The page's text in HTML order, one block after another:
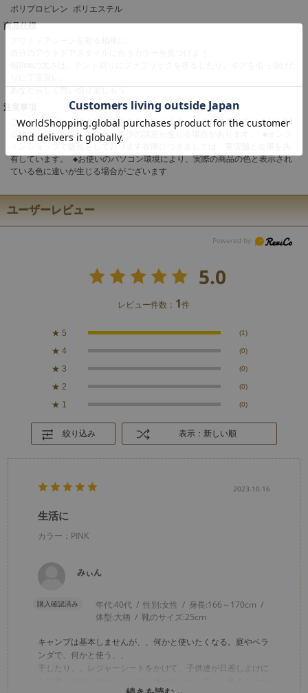
ポリプロピレン ポリエステル
商品仕様
注意事項
こちらの商品は、職人による手作りとなります。 ◆生地の取り方により1点1
点柄の出方・配置、形や色に多少の誤差が生じる場合があります。 ◆オンラ
インショップで販売をしております在庫につきましては、実店舗と在庫を共
有しています。 ◆お使いのパソコン環境により、実際の商品の色と表示され
ている色に違いが生じる場合がございます
ユーザーレビュー
5.0
レビュー件数： 1件
★ 5 (1)
★ 4 (0)
★ 3 (0)
★ 2 (0)
★ 1 (0)
絞り込み 表示：新しい順
2023.10.16
生活に
カラー：PINK
みぃん
購入確認済み 年代:40代 性別:女性 身長:166～170cm
体型:大柄 靴のサイズ:25cm
キャンプは基本しませんが、、何かと使いたくなる。庭やベラ
ンダで、何かと使う、、
干したり、、レジャーシートをかけて、子供達が日差しよけに